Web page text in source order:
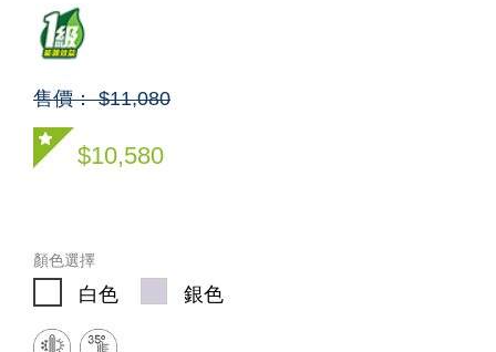
售價： $11,080
$10,580
顏色選擇
白色 銀色